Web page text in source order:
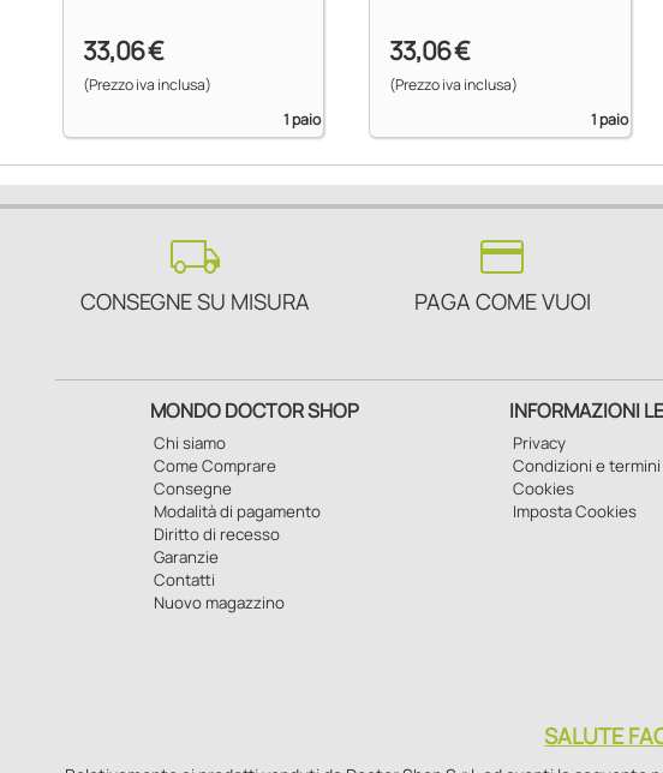
33,06 €
(Prezzo iva inclusa)
1 paio
33,06 €
(Prezzo iva inclusa)
1 paio
local_shipping
CONSEGNE SU MISURA
credit_card
PAGA COME VUOI
MONDO DOCTOR SHOP
Chi siamo
Come Comprare
Consegne
Modalità di pagamento
Diritto di recesso
Garanzie
Contatti
Nuovo magazzino
INFORMAZIONI
Privacy
Condizioni e
Cookies
Imposta Cookies
SALUTE